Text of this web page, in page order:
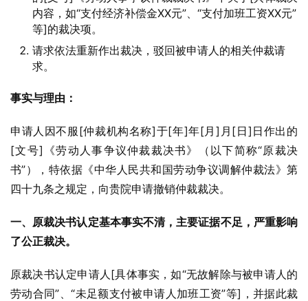
内容，如“支付经济补偿金XX元”、“支付加班工资XX元”
等]的裁决项。
请求依法重新作出裁决，驳回被申请人的相关仲裁请
求。
事实与理由：
申请人因不服[仲裁机构名称]于[年]年[月]月[日]日作出的
[文号]《劳动人事争议仲裁裁决书》（以下简称“原裁决
书”），特依据《中华人民共和国劳动争议调解仲裁法》第
四十九条之规定，向贵院申请撤销仲裁裁决。
一、原裁决书认定基本事实不清，主要证据不足，严重影响
了公正裁决。
原裁决书认定申请人[具体事实，如“无故解除与被申请人的
劳动合同”、“未足额支付被申请人加班工资”等]，并据此裁